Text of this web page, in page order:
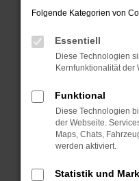
Prüfe deine
können das Laden
verhindern.
anderen Browser
Starte dein
Das kann
Probleme zu
Betriebssystem
Folgende Kategorien von
Essentiell
Diese Technologien
Kernfunktionalität der
Funktional
Diese Technologien
der Webseite.
Maps, Chats,
werden aktiviert.
Statistik und